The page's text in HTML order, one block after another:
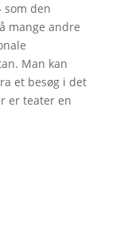
den
mange andre
Man kan
et besøg i det
er teater en